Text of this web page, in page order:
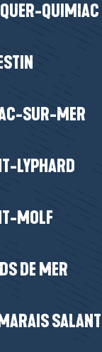
QUIMIAC
SUR-MER
LYPHARD
MOLF
DE MER